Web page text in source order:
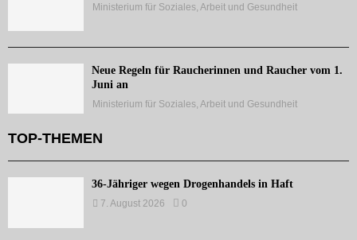
Ministerium für Soziales, Arbeit und Gesundheit
Neue Regeln für Raucherinnen und Raucher vom 1.
Juni an
Ministerium für Soziales, Arbeit und Gesundheit
TOP-THEMEN
36-Jähriger wegen Drogenhandels in Haft
7. August 2026 0